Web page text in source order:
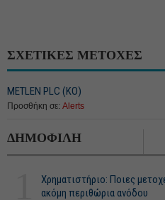
ΣΧΕΤΙΚΕΣ ΜΕΤΟΧΕΣ
METLEN PLC (ΚΟ)
Προσθήκη σε: Alerts
ΔΗΜΟΦΙΛΗ
Χρηματιστήριο: Ποιες
ακόμη περιθώρια ανόδου